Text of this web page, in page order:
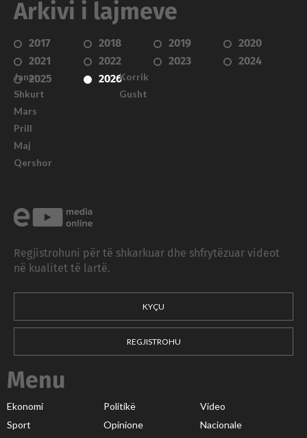
Arkivi i lajmeve
2017 2018 2019
2020
2021
2022 2023
2024
2025
2026
Janar
Shkurt
Mars
Prill
Maj
Qershor
Korrik
Gusht
Regjistrohuni për të shkarkuar dhe shfrytëzuar videot
në kualitet të lartë.
KYÇU
REGJISTROHU
Menu
Ekonomi Politikë
Video
Sport
Opinione
Nacionale